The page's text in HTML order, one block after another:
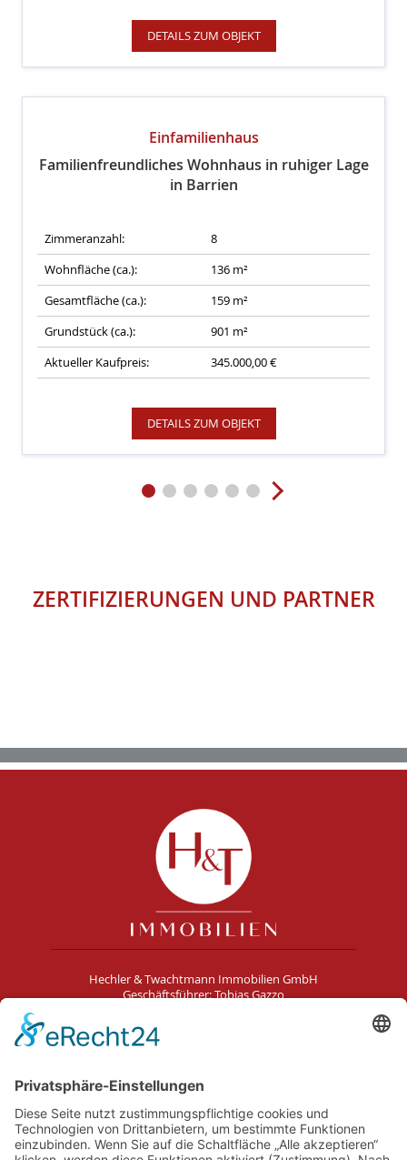
DETAILS ZUM OBJEKT
Einfamilienhaus
Familienfreundliches Wohnhaus in ruhiger Lage
in Barrien
Zimmeranzahl:
8
Wohnfläche (ca.):
136 m²
Gesamtfläche (ca.):
159 m²
Grundstück (ca.):
901 m²
Aktueller Kaufpreis:
345.000,00 €
DETAILS ZUM OBJEKT
ZERTIFIZIERUNGEN UND PARTNER
Hechler & Twachtmann Immobilien GmbH
Geschäftsführer: Tobias Gazzo
Kontakt
Impressum